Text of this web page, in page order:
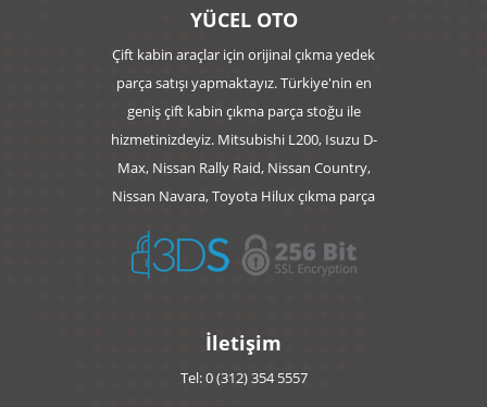
YÜCEL OTO
Çift kabin araçlar için orijinal çıkma yedek
parça satışı yapmaktayız. Türkiye'nin en
geniş çift kabin çıkma parça stoğu ile
hizmetinizdeyiz. Mitsubishi L200, Isuzu D-
Max, Nissan Rally Raid, Nissan Country,
Nissan Navara, Toyota Hilux çıkma parça
İletişim
Tel: 0 (312) 354 5557